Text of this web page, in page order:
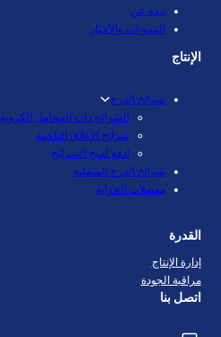
نبذة عن
المدونات والأخبار
الإنتاج
شرائح الدرج
الشرائح ذات المحامل الكروية
شرائح الإغلاق الناعمة
ادفع لفتح الشرائح
شرائح الدرج السفلية
مفصلات الخزانة
القدرة
إدارة الإنتاج
مراقبة الجودة
اتصل بنا